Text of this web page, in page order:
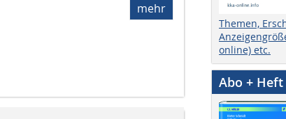
mehr
Themen,
online) etc.
Abo + Heft